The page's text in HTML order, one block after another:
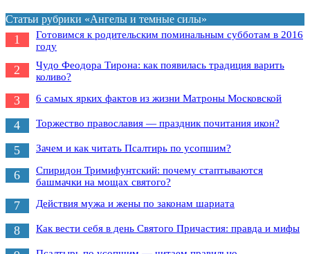
Статьи рубрики «Ангелы и темные силы»
1
Готовимся к родительским поминальным субботам в 2016
году
2
Чудо Феодора Тирона: как появилась традиция варить
коливо?
3 6 самых ярких фактов из жизни Матроны Московской
4 Торжество православия — праздник почитания икон?
5 Зачем и как читать Псалтирь по усопшим?
6
Спиридон Тримифунтский: почему стаптываются
башмачки на мощах святого?
7 Действия мужа и жены по законам шариата
8 Как вести себя в день Святого Причастия: правда и мифы